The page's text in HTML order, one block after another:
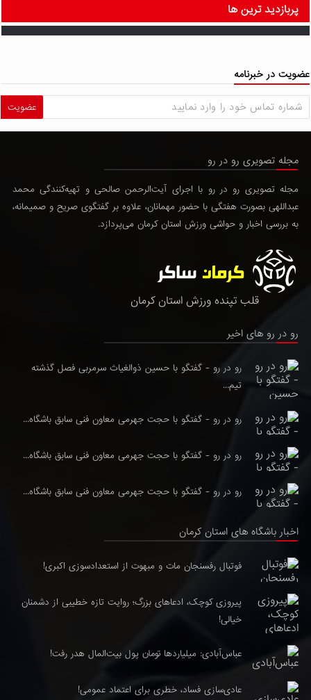
پربازدید ترین ها
عضویت در خبرنامه
عضویت
مجله تصویری رو در رو
مجله تصویری رو در رو با اجرای آیت‌الرحمن صالحی و تهیه‌کنندگی محمد
عبداللهی بصورت هفتگی با حضور مهمانان، علاوه بر گفتگوی صریح و صمیمانه،
به بررسی اخبار و حواشی ورزش استان کرمان می‌پردازد.
قلب تپنده ورزش استان کرمان
رو در رو های اخیر
رو در رو - گفتگو با حسین ذوالغیاث سرمربی فصل گذشته
تیم...
رو در رو - گفتگو با حجت جهرمی معاون فنی سابق باشگاه...
رو در رو - گفتگو با حجت جهرمی معاون فنی سابق باشگاه...
رو در رو - گفتگو با حجت جهرمی معاون فنی سابق باشگاه...
اخبار باشگاه های استان کرمان
فوتبال رفسنجان مات و مبهوت از استعدادسوزی اکبری!
پیروزی کوچک، ادعاهای بزرگ؛ روایت تازه خطیبی از دشمنان
خیالی!
عباس‌آبادی: میلیاردها تومان پول بیت‌المال هدر رفت!
عادی‌سازی فساد، خطری برای اعتماد عمومی!